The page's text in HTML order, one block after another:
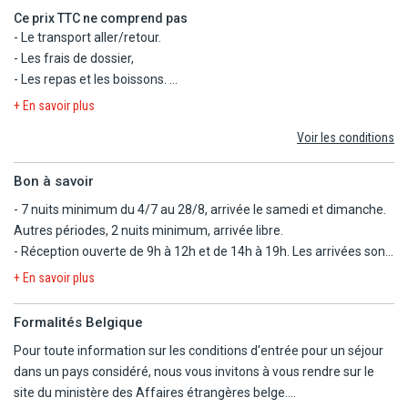
Par train : Gare de Bayonne 17 km, Biarritz 6 km.
Ce prix TTC ne comprend pas
- Le transport aller/retour.
- Les frais de dossier,
- Les repas et les boissons.
- Le ménage de fin de séjour.
- Les garanties assistance, rapatriement, frais médicaux et
d'hospitalisation, assistance juridique et pénale.
- Les garanties annulation, bagages.
+ En savoir plus
Voir les conditions
Bon à savoir
- 7 nuits minimum du 4/7 au 28/8, arrivée le samedi et dimanche.
Autres périodes, 2 nuits minimum, arrivée libre.
- Réception ouverte de 9h à 12h et de 14h à 19h. Les arrivées sont
possibles à partir de 14h mais la remise des clés est assurée à
jusqu'à 22h30 en appelant la réception avant 18h.
(infrastructures aux normes mais camping en pente).
- Navette gratuite juillet/août. Destinations desservies : centre de
Bidart, la plage de l'Uhabia puis correspondance payante pour
+ En savoir plus
Formalités Belgique
Pour toute information sur les conditions d'entrée pour un séjour
dans un pays considéré, nous vous invitons à vous rendre sur le
site du ministère des Affaires étrangères belge.